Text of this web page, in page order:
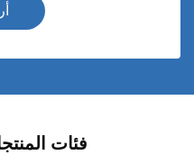
فئات